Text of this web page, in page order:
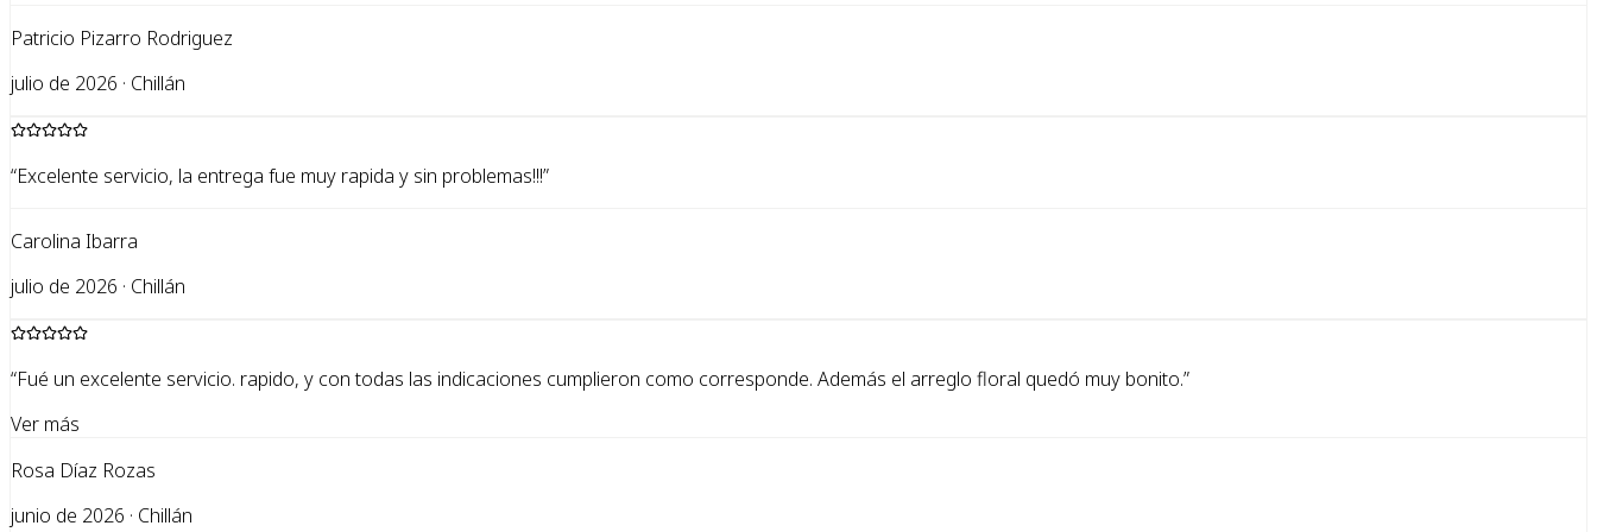
Patricio Pizarro Rodriguez
julio de 2026 · Chillán
“Excelente servicio, la entrega fue muy rapida y sin problemas!!!”
Carolina Ibarra
julio de 2026 · Chillán
“Fué un excelente servicio. rapido, y con todas las indicaciones cumplieron como corresponde. Además el arreglo floral quedó muy bonito.”
Ver más
Rosa Díaz Rozas
junio de 2026 · Chillán